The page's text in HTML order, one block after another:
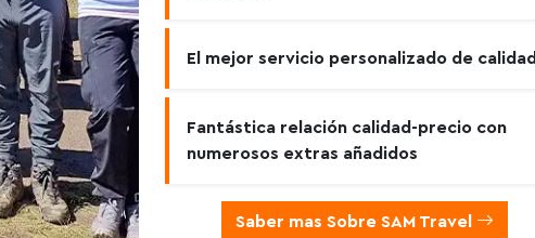
El mejor servicio personalizado de calidad
Fantástica relación calidad-precio con
numerosos extras añadidos
Saber mas Sobre SAM Travel